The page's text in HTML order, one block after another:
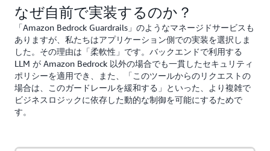
なぜ自前で実装するのか？
「Amazon Bedrock Guardrails」のようなマネージドサービスも
ありますが、私たちはアプリケーション側での実装を選択しま
した。その理由は「柔軟性」です。バックエンドで利用する
LLM が Amazon Bedrock 以外の場合でも一貫したセキュリティ
ポリシーを適用でき、また、「このツールからのリクエストの
場合は、このガードレールを緩和する」といった、より複雑で
ビジネスロジックに依存した動的な制御を可能にするためで
す。